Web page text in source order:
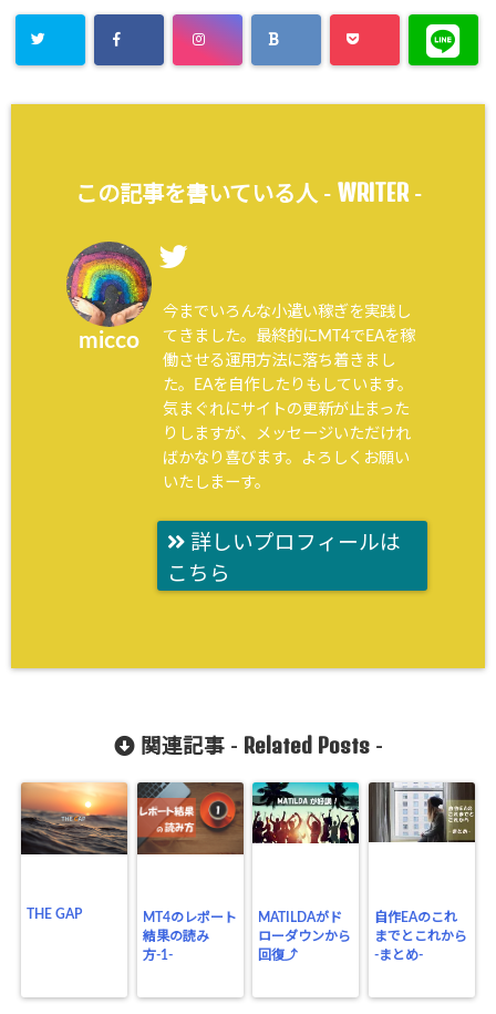
この記事を書いている人 - WRITER-
micco
今までいろんな小遣い稼ぎを実践し
てきました。最終的にMT4でEAを稼
働させる運用方法に落ち着きまし
た。EAを自作したりもしています。
気まぐれにサイトの更新が止まった
りしますが、メッセージいただけれ
ばかなり喜びます。よろしくお願い
いたしまーす。
詳しいプロフィールは
こちら
関連記事 - Related Posts-
THE GAP
MT4のレポート
結果の読み
方-1-
MATILDAがド
ローダウンから
回復⤴
自作EAのこれ
までとこれから
-まとめ-